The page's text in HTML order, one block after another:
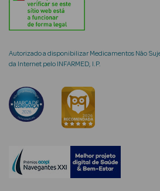
Criança
Rosto e
Ver Tudo
Cosmética
Rosto
Autorizado a disponibilizar Medicamentos Não
da Internet pelo INFARMED, I.P.